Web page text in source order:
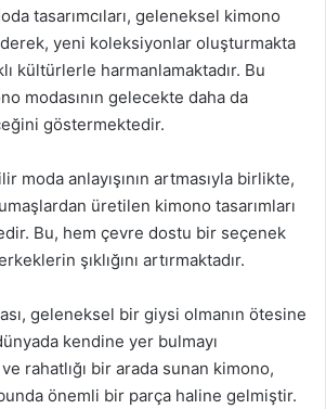
tasarımcıları, geleneksel kimono
yeni koleksiyonlar oluşturmakta
kültürlerle harmanlamaktadır. Bu
modasının gelecekte daha da
göstermektedir.
moda anlayışının artmasıyla birlikte,
üretilen kimono tasarımları
Bu, hem çevre dostu bir seçenek
şıklığını artırmaktadır.
geleneksel bir giysi olmanın ötesine
kendine yer bulmayı
ve rahatlığı bir arada sunan kimono,
önemli bir parça haline gelmiştir.